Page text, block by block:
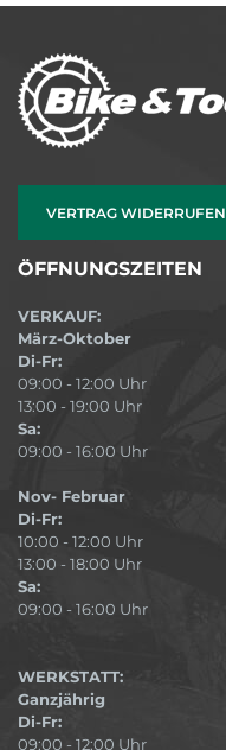
VERTRAG WIDERRUFEN
ÖFFNUNGSZEITEN
VERKAUF:
März-Oktober
Di-Fr:
09:00 - 12:00 Uhr
13:00 - 19:00 Uhr
Sa:
09:00 - 16:00 Uhr
Nov- Februar
Di-Fr:
10:00 - 12:00 Uhr
13:00 - 18:00 Uhr
Sa:
09:00 - 16:00 Uhr
WERKSTATT:
Ganzjährig
Di-Fr:
09:00 - 12:00 Uhr